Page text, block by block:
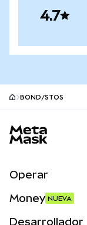
4.7
BOND/STOS
Operar
Money NUEVA
Desarrollador